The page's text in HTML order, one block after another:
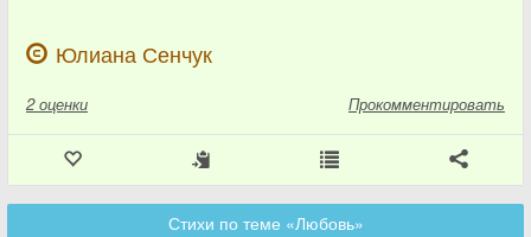
Юлиана Сенчук
2 оценки Прокомментировать
Стихи по теме «Любовь»